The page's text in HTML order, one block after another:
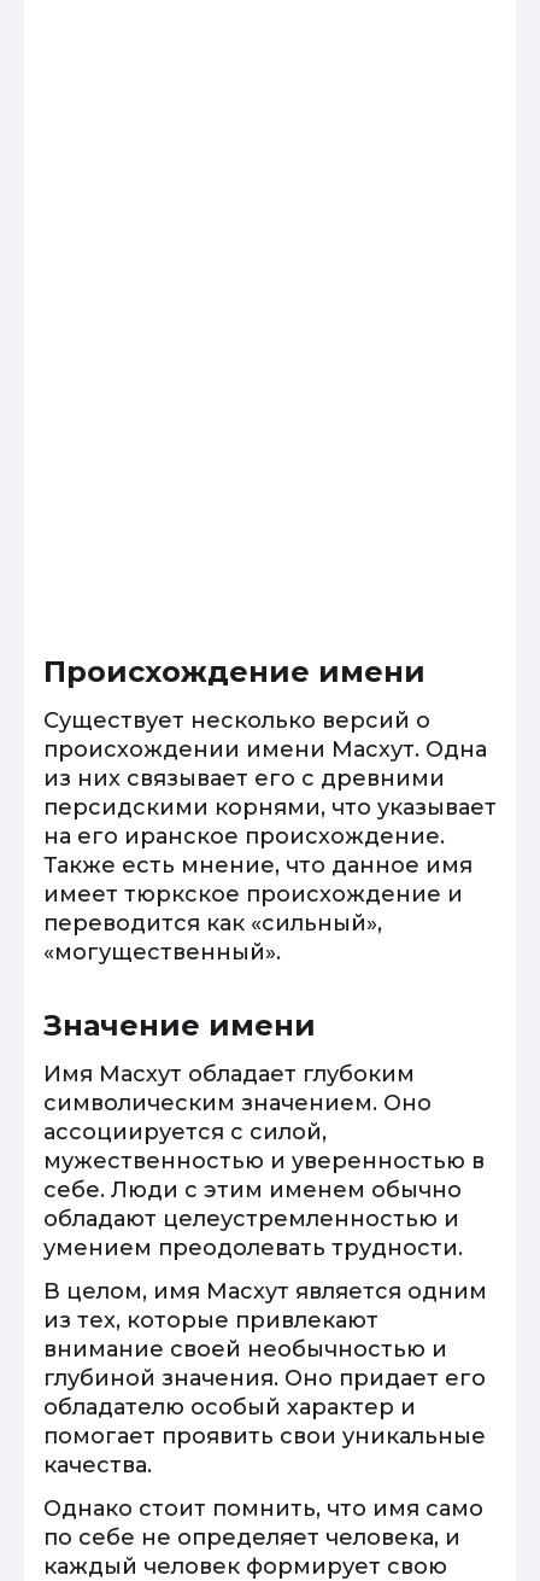
Происхождение имени
Существует несколько версий о
происхождении имени Масхут. Одна
из них связывает его с древними
персидскими корнями, что указывает
на его иранское происхождение.
Также есть мнение, что данное имя
имеет тюркское происхождение и
переводится как «сильный»,
«могущественный».
Значение имени
Имя Масхут обладает глубоким
символическим значением. Оно
ассоциируется с силой,
мужественностью и уверенностью в
себе. Люди с этим именем обычно
обладают целеустремленностью и
умением преодолевать трудности.
В целом, имя Масхут является одним
из тех, которые привлекают
внимание своей необычностью и
глубиной значения. Оно придает его
обладателю особый характер и
помогает проявить свои уникальные
качества.
Однако стоит помнить, что имя само
по себе не определяет человека, и
каждый человек формирует свою